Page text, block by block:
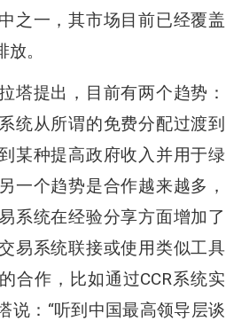
之一，其市场目前已经覆盖
。
塔提出，目前有两个趋势：
统从所谓的免费分配过渡到
某种提高政府收入并用于绿
一个趋势是合作越来越多，
系统在经验分享方面增加了
易系统联接或使用类似工具
合作，比如通过CCR系统实
说：“听到中国最高领导层谈